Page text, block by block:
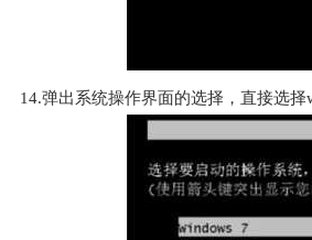
14.弹出系统操作界面的选择，直接选